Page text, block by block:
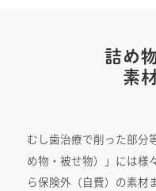
詰め
素
むし歯治療で削った部分
め物・被せ物）」には様
ら保険外（自費）の素材